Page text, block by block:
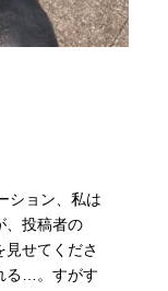
ション、私は
、投稿者の
せてくださ
る…。すがす